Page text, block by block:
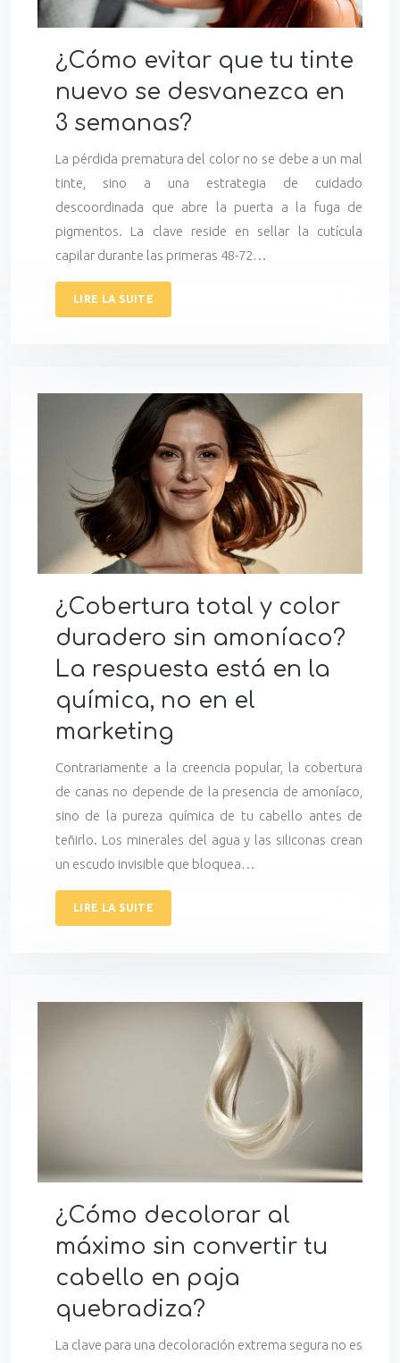
¿Cómo evitar que tu tinte
nuevo se desvanezca en
3 semanas?
La pérdida prematura del color no se debe a un mal
tinte, sino a una estrategia de cuidado
descoordinada que abre la puerta a la fuga de
pigmentos. La clave reside en sellar la cutícula
capilar durante las primeras 48-72…
LIRE LA SUITE
¿Cobertura total y color
duradero sin amoníaco?
La respuesta está en la
química, no en el
marketing
Contrariamente a la creencia popular, la cobertura
de canas no depende de la presencia de amoníaco,
sino de la pureza química de tu cabello antes de
teñirlo. Los minerales del agua y las siliconas crean
un escudo invisible que bloquea…
LIRE LA SUITE
¿Cómo decolorar al
máximo sin convertir tu
cabello en paja
quebradiza?
La clave para una decoloración extrema segura no es